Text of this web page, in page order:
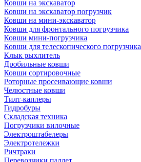
Ковши на экскаватор
Ковши на экскаватор погрузчик
Ковши на мини-экскаватор
Ковши для фронтального погрузчика
Ковши мини-погрузчика
Ковши для телескопического погрузчика
Клык рыхлитель
Дробильные ковши
Ковши сортировочные
Роторные просеивающие ковши
Челюстные ковши
Тилт-каплеры
Гидробуры
Складская техника
Погрузчики вилочные
Электроштабелеры
Электротележки
Ричтраки
Перевозчики паллет